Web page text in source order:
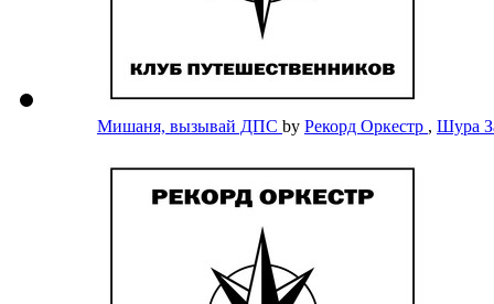
Мишаня, вызывай ДПС by Рекорд Оркестр , Шура